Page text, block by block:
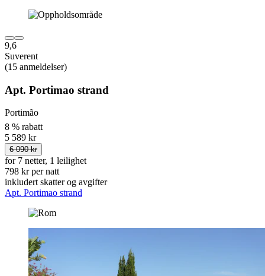
9,6
Suverent
(15 anmeldelser)
Apt. Portimao strand
Portimão
8 % rabatt
5 589 kr
6 090 kr
for 7 netter, 1 leilighet
798 kr per natt
inkludert skatter og avgifter
Apt. Portimao strand